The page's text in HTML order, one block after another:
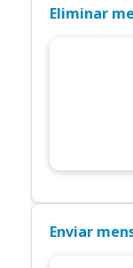
Eliminar
Enviar